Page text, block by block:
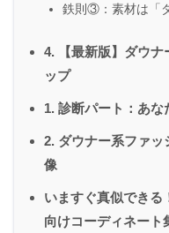
鉄則③：素材は「
4. 【最新版】ダウナ
ップ
1. 診断パート：あな
2. ダウナー系ファ
像
いますぐ真似できる
向けコーディネート